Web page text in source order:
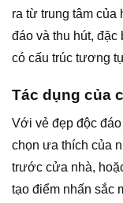
ra từ trung tâm của
đáo và thu hút, đặc
có cấu trúc tương
Tác dụng của
Với vẻ đẹp độc
chọn ưa thích của
trước cửa nhà,
tạo điểm nhấn sắc